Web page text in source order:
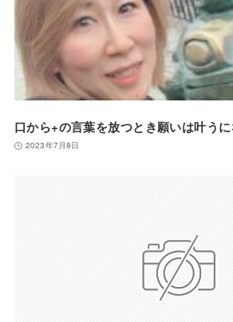
口から+の言葉を放つとき願いは叶う
2023年7月8日